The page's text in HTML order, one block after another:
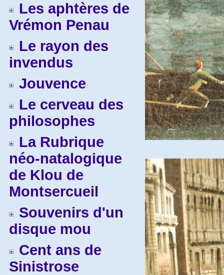
Les aphtères de
Vrémon Penau
Le rayon des
invendus
Jouvence
Le cerveau des
philosophes
La Rubrique
néo-natalogique
de Klou de
Montsercueil
Souvenirs d'un
disque mou
Cent ans de
Sinistrose